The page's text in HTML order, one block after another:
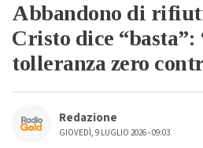
Abbandono di
Cristo dice “basta”:
tolleranza zero
Redazione
GIOVEDÌ, 9 LUGLIO 2026 - 09:03